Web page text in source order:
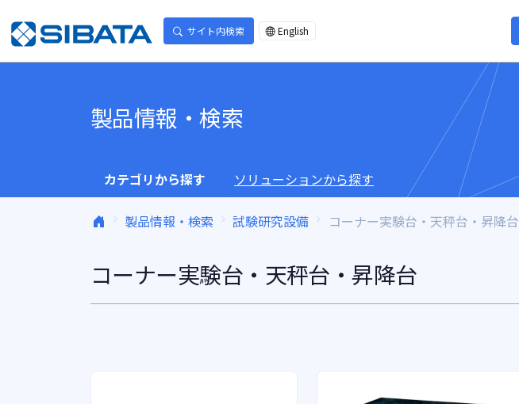
サイト内検索 English
製品情報・検索
カテゴリから探す ソリューションから探す
製品情報・検索 試験研究設備 コーナー実験台・天秤台・昇降台
コーナー実験台・天秤台・昇降台